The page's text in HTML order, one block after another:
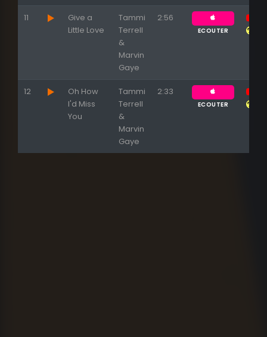
11
Give a
Little Love
Tammi
Terrell
&
Marvin
Gaye
2:56
ECOUTER
12
Oh How
I'd Miss
You
Tammi
Terrell
&
Marvin
Gaye
2:33
ECOUTER